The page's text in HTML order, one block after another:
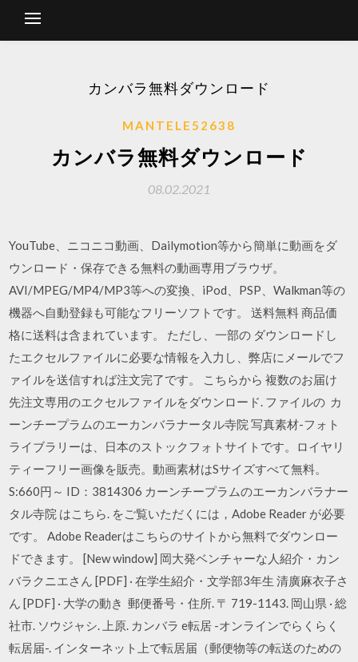
カンバラ無料ダウンロード
MANTELE52638
カンバラ無料ダウンロード
08.02.2021
YouTube、ニコニコ動画、Dailymotion等から簡単に動画をダ
ウンロード・保存できる無料の動画専用ブラウザ。
AVI/MPEG/MP4/MP3等への変換、iPod、PSP、Walkman等の
機器へ自動登録も可能なフリーソフトです。 送料無料 商品価
格に送料は含まれています。 ただし、一部の ダウンロードし
たエクセルファイルに必要な情報を入力し、弊店にメールでフ
ァイルを送信すれば注文完了です。 こちらから 複数のお届け
先注文専用のエクセルファイルをダウンロード. ファイルの カ
ーンチープラムのエーカンバラナータル寺院 写真素材-フォト
ライブラリーは、日本のストックフォトサイトです。ロイヤリ
ティーフリー画像を販売。動画素材はSサイズすべて無料。
S:660円～ ID：3814306 カーンチープラムのエーカンバラナー
タル寺院 はこちら. をご覧いただくには，Adobe Reader が必要
です。 Adobe Readerはこちらのサイトから無料でダウンロー
ドできます。 [New window] 岡大発ベンチャーな人紹介・カン
バラクニエさん [PDF] · 在学生紹介・文学部3年生 清廣麻衣子さ
ん [PDF] · 大学の動き 郵便番号・住所. 〒 719-1143. 岡山県 · 総
社市. ソウジャシ. 上原. カンバラ e転居 -オンラインでらくらく
転居届-. インターネット上で転居届（郵便物等の転送のための